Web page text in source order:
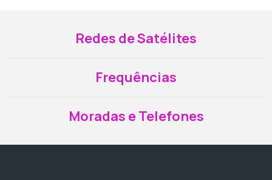
Redes de Satélites
Frequências
Moradas e Telefones